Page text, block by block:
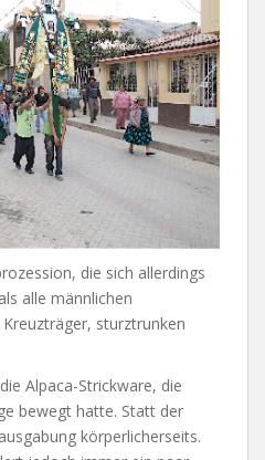
die sich allerdings
alle männlichen
sturztrunken
Alpaca-Strickware, die
bewegt hatte. Statt der
körperlicherseits.